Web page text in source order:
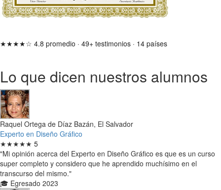
★★★★☆ 4.8 promedio · 49+ testimonios · 14 países
Lo que dicen nuestros alumnos
Raquel Ortega de Díaz Bazán, El Salvador
Experto en Diseño Gráfico
★★★★★ 5
"Mi opinión acerca del Experto en Diseño Gráfico es que es un curso
super completo y considero que he aprendido muchísimo en el
transcurso del mismo."
🎓 Egresado 2023